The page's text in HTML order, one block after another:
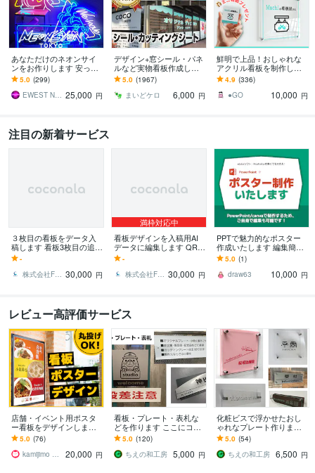
あなただけのネオンサイ
ンをお作りします 安っぽ
くないワンランク上の法
人向けLEDネオンサイン
5.0 (299)
EWEST NeonsignTokyo 25,000 円
デザイン+窓シール・パネ
ルなど実物看板作成しま
す 1800件実績｜窓シール
等の看板制作｜持込デー
タOK
5.0 (1967)
まいどケロ
6,000 円
鮮明で上品！おしゃれな
アクリル看板を制作しま
す フルカラーで美しい看
板＆ミニ看板のセット！
送料無料！
4.9 (336)
●GO
10,000 円
注目の新着サービス
３枚目の看板をデータ入
稿します 看板3枚目の追加
デザインを入稿データま
で対応
-
株式会社FUT 30,000 円
満枠対応中
看板デザインを入稿用AI
データに編集します QRコ
ード挿入・入稿データ変
換に対応
-
株式会社FUT 30,000 円
PPTで魅力的なポスター
作成いたします 編集簡
単！PPTでポスター/チラ
シを作成いたします。
5.0 (1)
draw63
10,000 円
レビュー高評価サービス
店舗・イベント用ポスタ
ー看板をデザインします
丸投げOK｜初めての方
も、安心してご相談くだ
さい♪
5.0 (76)
kamijimo かみじも
20,000 円
看板・プレート・表札な
どを作ります ここにコレ
があったら伝わるのに、
となんとなく思っている
方
5.0 (120)
ちえの和工房 5,000 円
化粧ビスで浮かせたおし
ゃれなプレート作ります
店舗出入口、部屋名、表
札、玄関など、浮かせて
ワンランクUP!
5.0 (54)
ちえの和工房 6,500 円